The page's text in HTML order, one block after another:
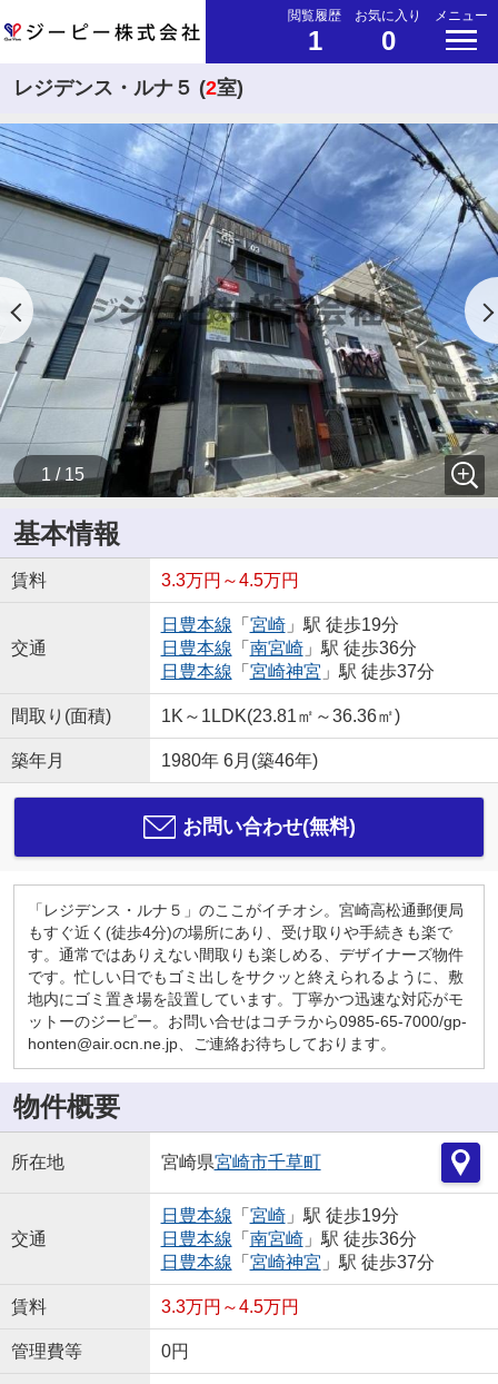
閲覧履歴
1
お気に入り
0
メニュー
レジデンス・ルナ５ (2室)
1 / 15
基本情報
賃料 3.3万円～4.5万円
交通
日豊本線 「 宮崎」駅 徒歩19分
日豊本線 「 南宮崎」駅 徒歩36分
日豊本線 「 宮崎神宮 」駅 徒歩37分
間取り(面積) 1K～1LDK(23.81㎡～36.36㎡)
築年月 1980年 6月(築46年)
お問い合わせ(無料)
「レジデンス・ルナ５」のここがイチオシ。宮崎高松通郵便局
もすぐ近く(徒歩4分)の場所にあり、受け取りや手続きも楽で
す。通常ではありえない間取りも楽しめる、デザイナーズ物件
です。忙しい日でもゴミ出しをサクッと終えられるように、敷
地内にゴミ置き場を設置しています。丁寧かつ迅速な対応がモ
ットーのジーピー。お問い合せはコチラから0985-65-7000/gp-
honten@air.ocn.ne.jp、ご連絡お待ちしております。
物件概要
所在地 宮崎県宮崎市千草町
交通
日豊本線 「 宮崎」駅 徒歩19分
日豊本線 「 南宮崎」駅 徒歩36分
日豊本線 「 宮崎神宮 」駅 徒歩37分
賃料 3.3万円～4.5万円
管理費等 0円